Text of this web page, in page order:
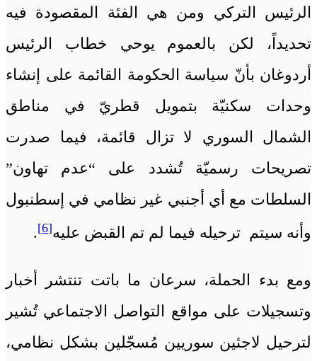
الرئيس التركي ومن هي الفئة المقصودة فيه
تحديداً، لكن بالعموم يوحي خطاب الرئيس
أردوغان بأنّ سياسة الحكومة القائمة على إنشاء
وحدات سكنيّة بتمويل قطريّ في مناطق
الشمال السوري لا تزال قائمة، فيما صدرت
تصريحات رسميّة تُشدد على “عدم تهاون”
السلطات مع أي أجنبي غير نظامي في إسطنبول
وأنه سيتم ترحيله فيما لم تم القبض عليه[6]
.
ومع بدء الحملة، سرعان ما باتت تنتشر أخبار
وتسجيلات على مواقع التواصل الاجتماعي تُشير
لترحيل لاجئين سوريين مُسجّلين بشكل نظامي،